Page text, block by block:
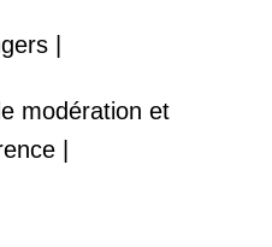
|
modération et
|